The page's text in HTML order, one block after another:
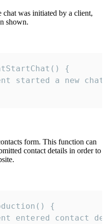
was initiated by a client,
shown.
{
started a new
form. This function can
contact details in order to
{
entered contact